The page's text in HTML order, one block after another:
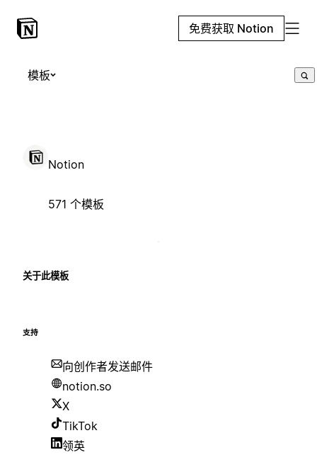
免费获取 Notion
模板
Notion
571 个模板
关于此模板
支持
向创作者发送邮件
notion.so
X
TikTok
领英